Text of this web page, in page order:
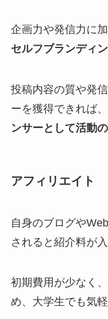
企画力や発信力に
セルフブランディ
投稿内容の質や発
ーを獲得できれば、
ンサーとして活動
アフィリエイト
自身のブログや
されると紹介料が
初期費用が少なく
め、大学生でも気